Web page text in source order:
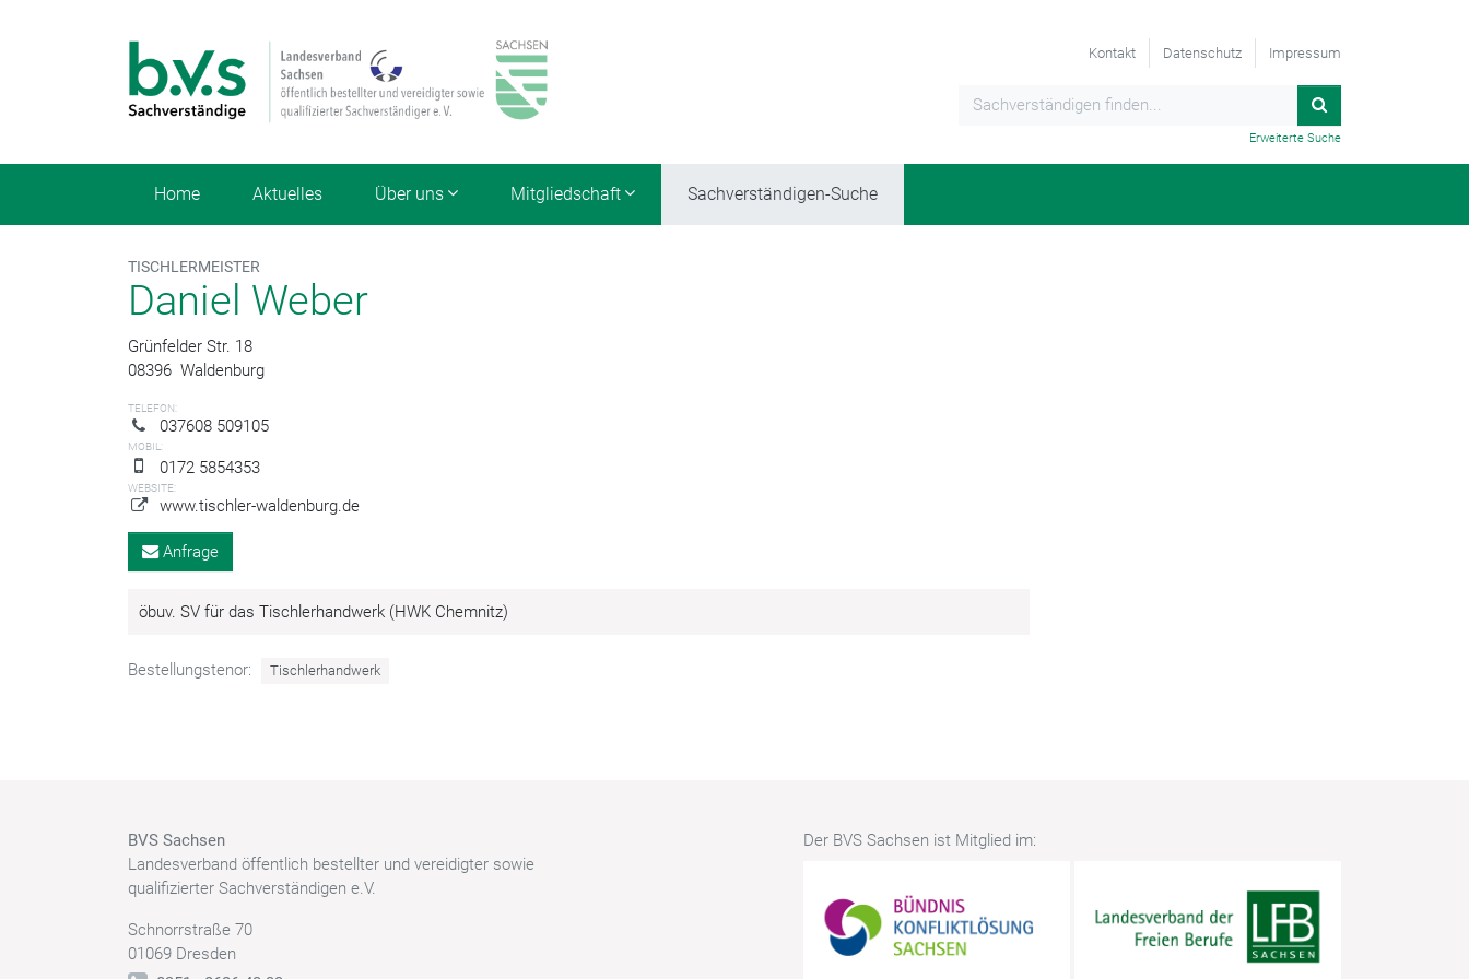
Kontakt Datenschutz Impressum
Erweiterte Suche
Home Aktuelles Über uns Mitgliedschaft Sachverständigen-Suche
TISCHLERMEISTER
Daniel Weber
Grünfelder Str. 18
08396 Waldenburg
TELEFON:
037608 509105
MOBIL:
0172 5854353
WEBSITE:
www.tischler-waldenburg.de
Anfrage
öbuv. SV für das Tischlerhandwerk (HWK Chemnitz)
Bestellungstenor: Tischlerhandwerk
BVS Sachsen
Landesverband öffentlich bestellter und vereidigter sowie
qualifizierter Sachverständigen e.V.
Schnorrstraße 70
01069 Dresden
Der BVS Sachsen ist Mitglied im: